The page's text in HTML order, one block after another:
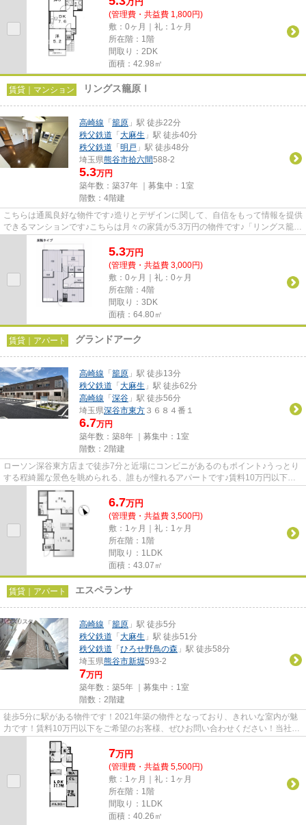
(管理費・共益費 1,800円)
敷：0ヶ月｜礼：1ヶ月
所在階：1階
間取り：2DK
面積：42.98㎡
賃貸｜マンション リングス籠原Ⅰ
高崎線 「 籠原 」駅 徒歩22分
秩父鉄道 「 大麻生 」駅 徒歩40分
秩父鉄道 「 明戸 」駅 徒歩48分
埼玉県熊谷市拾六間588-2
5.3万円
築年数：築37年 ｜募集中： 1室
階数：4階建
こちらは通風良好な物件です♪造りとデザインに関して、自信をもって情報を提供
できるマンションです♪こちらは月々の家賃が5.3万円の物件です♪「リングス籠原
Ⅰ」のここがイチオシ♪熊谷...
5.3万円
(管理費・共益費 3,000円)
敷：0ヶ月｜礼：0ヶ月
所在階：4階
間取り：3DK
面積：64.80㎡
賃貸｜アパート グランドアーク
高崎線 「 籠原 」駅 徒歩13分
秩父鉄道 「 大麻生 」駅 徒歩62分
高崎線 「 深谷 」駅 徒歩56分
埼玉県深谷市東方 ３６８４番１
6.7万円
築年数：築8年 ｜募集中： 1室
階数：2階建
ローソン深谷東方店まで徒歩7分と近場にコンビニがあるのもポイント♪うっとり
する程綺麗な景色を眺められる、誰もが憧れるアパートです♪賃料10万円以下を
ご希望のお客様、ぜひお問い合...
6.7万円
(管理費・共益費 3,500円)
敷：1ヶ月｜礼：1ヶ月
所在階：1階
間取り：1LDK
面積：43.07㎡
賃貸｜アパート エスペランサ
高崎線 「 籠原 」駅 徒歩5分
秩父鉄道 「 大麻生 」駅 徒歩51分
秩父鉄道 「 ひろせ野鳥の森 」駅 徒歩58分
埼玉県熊谷市新堀593-2
7万円
築年数：築5年 ｜募集中： 1室
階数：2階建
徒歩5分に駅がある物件です！2021年築の物件となっており、きれいな室内が魅
力です！賃料10万円以下をご希望のお客様、ぜひお問い合わせください！当社イ
チオシの物件の「エスペランサ...
7万円
(管理費・共益費 5,500円)
敷：1ヶ月｜礼：1ヶ月
所在階：1階
間取り：1LDK
面積：40.26㎡